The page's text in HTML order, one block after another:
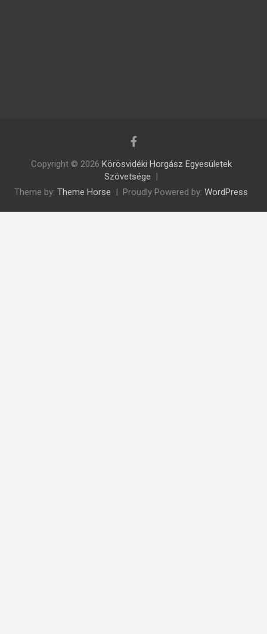
Copyright © 2026 Körösvidéki Horgász Egyesületek
Szövetsége
Theme by: Theme Horse Proudly Powered by: WordPress